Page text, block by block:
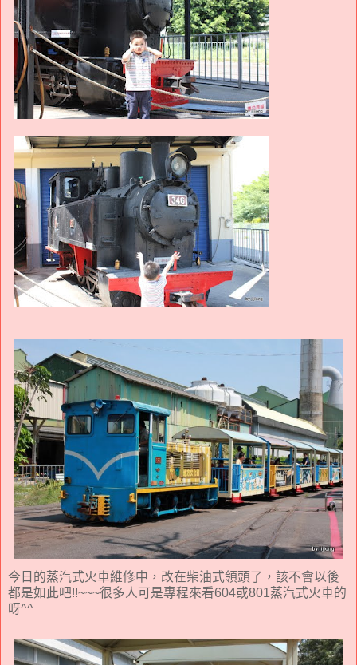
今日的蒸汽式火車維修中，改在柴油式領頭了，該不會以後
都是如此吧!!~~~很多人可是專程來看604或801蒸汽式火車的
呀^^